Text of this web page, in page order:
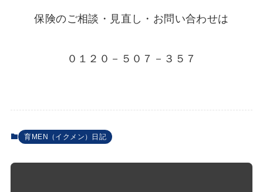
保険のご相談・見直し・お問い合わせは
０１２０－５０７－３５７
育MEN（イクメン）日記